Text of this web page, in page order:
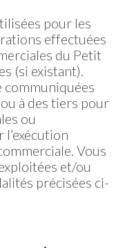
pour les
effectuées
du Petit
(si existant).
communiquées
à des tiers pour
ou
Vous
et/ou
précisées ci-